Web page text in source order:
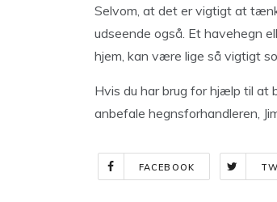
Selvom, at det er vigtigt at
udseende også. Et havehegn
hjem, kan være lige så vigtigt
Hvis du har brug for hjælp til at
anbefale hegnsforhandleren,
FACEBOOK